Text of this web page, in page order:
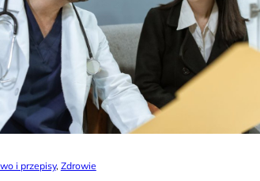
i przepisy, Zdrowie